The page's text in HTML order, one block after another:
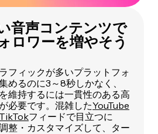
音声コンテンツで
ロワーを増やそう
フィックが多いプラットフォ
めるのに3～8秒しかなく、
維持するには一貫性のある高
必要です。混雑したYouTube
TikTokフィードで目立つに
整・カスタマイズして、ター